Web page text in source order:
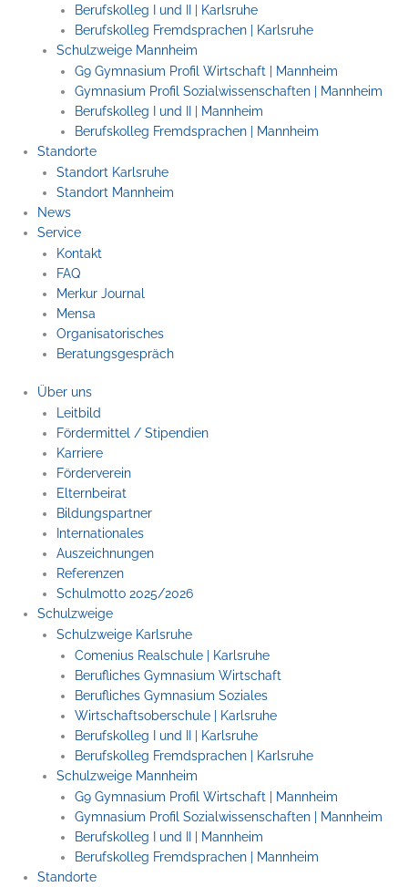
Berufskolleg I und II | Karlsruhe
Berufskolleg Fremdsprachen | Karlsruhe
Schulzweige Mannheim
G9 Gymnasium Profil Wirtschaft | Mannheim
Gymnasium Profil Sozialwissenschaften | Mannheim
Berufskolleg I und II | Mannheim
Berufskolleg Fremdsprachen | Mannheim
Standorte
Standort Karlsruhe
Standort Mannheim
News
Service
Kontakt
FAQ
Merkur Journal
Mensa
Organisatorisches
Beratungsgespräch
Über uns
Leitbild
Fördermittel / Stipendien
Karriere
Förderverein
Elternbeirat
Bildungspartner
Internationales
Auszeichnungen
Referenzen
Schulmotto 2025/2026
Schulzweige
Schulzweige Karlsruhe
Comenius Realschule | Karlsruhe
Berufliches Gymnasium Wirtschaft
Berufliches Gymnasium Soziales
Wirtschaftsoberschule | Karlsruhe
Berufskolleg I und II | Karlsruhe
Berufskolleg Fremdsprachen | Karlsruhe
Schulzweige Mannheim
G9 Gymnasium Profil Wirtschaft | Mannheim
Gymnasium Profil Sozialwissenschaften | Mannheim
Berufskolleg I und II | Mannheim
Berufskolleg Fremdsprachen | Mannheim
Standorte